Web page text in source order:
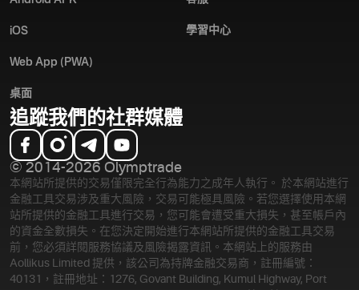
iOS
Web App (PWA)
桌面
學習中心
追蹤我們的社群媒體
© 2014-2026 Olymptrade
本網站所提供的交易僅限完全行為能力之成年人執行。 於本網站進行
金融工具交易涉及重大風險，交易可能極具風險。若您選擇使用本網
站所提供的金融工具進行交易，您可能會遭受重大損失，甚至帳戶內
的資金全數損失。在您決定開始進行本網站所提供的金融工具交易
前，您必須詳閱服務協議及風險揭露資訊。 本網站上的服務由
Aollikus Limited 提供，該公司為持牌金融交易商，註冊編號：
40131，註冊地址：1276, Govant Building, Kumul Highway, Port